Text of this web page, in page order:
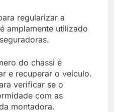
regularizar a
amplamente utilizado
do chassi é
e recuperar o veículo.
verificar se o
com as
montadora.